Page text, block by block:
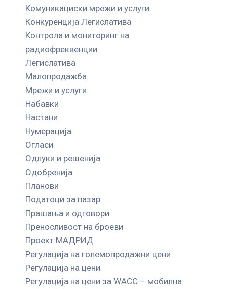
Комуникациски мрежи и услуги
Конкуренција Легислатива
Контрола и мониторинг на
радиофреквенции
Легислатива
Малопродажба
Мрежи и услуги
Набавки
Настани
Нумерација
Огласи
Одлуки и решенија
Одобренија
Планови
Податоци за пазар
Прашања и одговори
Преносливост на броеви
Проект МАДРИД
Регулација на големопродажни цени
Регулација на цени
Регулација на цени за WACC – мобилна